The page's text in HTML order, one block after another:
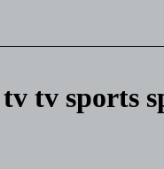
tv sports